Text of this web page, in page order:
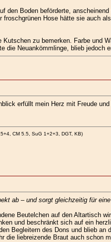
den Boden beförderte,
Hose hätte sie auch
zu bemerken. Farbe und
die Neuankömmlinge, blieb jedoch
erfüllt mein Herz mit Freude
CM 5.5, SuG 1+2+3, DGT, KB)
ab – und sorgt gleichzeitig für
Beutelchen auf den Altartisch
und beschränkt sich auf ein
Begleitern des Dons und blieb an
die liebreizende Braut auch schon